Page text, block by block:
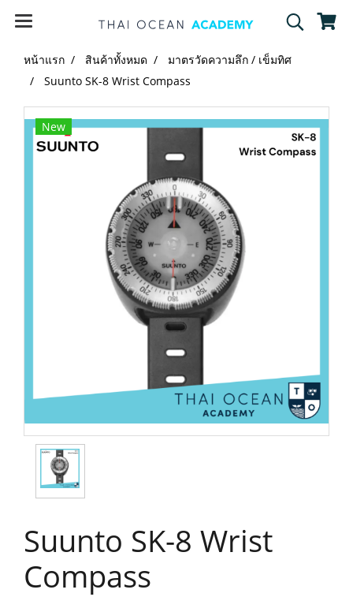
หน้าแรก สินค้าทั้งหมด
มาตรวัดความลึก / เข็มทิศ
Suunto SK-8 Wrist Compass
New
Suunto SK-8 Wrist
Compass